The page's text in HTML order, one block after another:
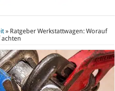
» Ratgeber Werkstattwagen: Worauf